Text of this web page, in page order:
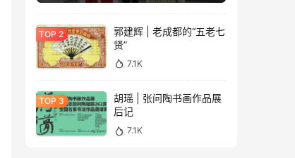
郭建辉 | 老成都的“五老七
贤”
7.1K
胡瑶 | 张问陶书画作品展
后记
7.1K